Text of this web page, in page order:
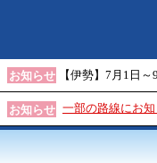
お知らせ 【伊勢】7月1日
お知らせ 一部の路線にお